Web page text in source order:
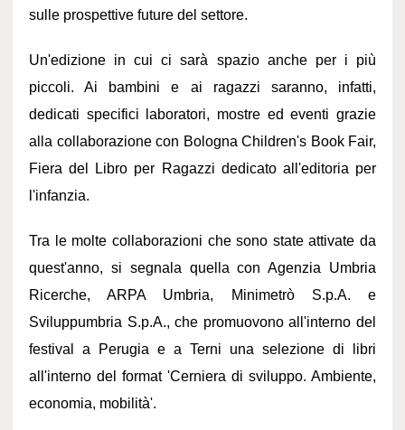
sulle prospettive future del settore.
Un'edizione in cui ci sarà spazio anche per i più
piccoli. Ai bambini e ai ragazzi saranno, infatti,
dedicati specifici laboratori, mostre ed eventi grazie
alla collaborazione con Bologna Children's Book Fair,
Fiera del Libro per Ragazzi dedicato all'editoria per
l'infanzia.
Tra le molte collaborazioni che sono state attivate da
quest'anno, si segnala quella con Agenzia Umbria
Ricerche, ARPA Umbria, Minimetrò S.p.A. e
Sviluppumbria S.p.A., che promuovono all'interno del
festival a Perugia e a Terni una selezione di libri
all'interno del format 'Cerniera di sviluppo. Ambiente,
economia, mobilità'.